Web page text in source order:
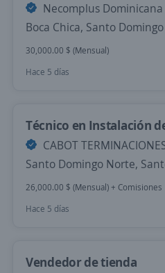
Necomplus Dominicana
Boca Chica, Santo Domingo
30,000.00 $ (Mensual)
Hace 5 días
Técnico en Instalación
CABOT
Santo Domingo Norte,
26,000.00 $ (Mensual) + Comisiones
Hace 5 días
Vendedor de tienda